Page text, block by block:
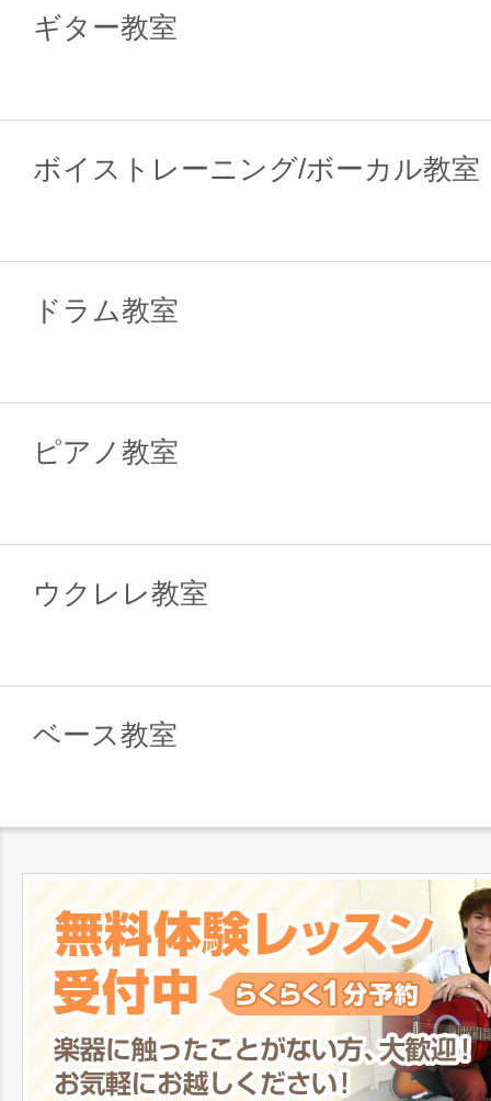
ギター教室
ボイストレーニング/ボーカル教室
ドラム教室
ピアノ教室
ウクレレ教室
ベース教室